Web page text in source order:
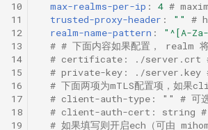
Rematch
HTTP
SOCKS
Shadowsocks
10
11
12
13
14
15
16
17
18
19
max-realms-per-ip : 4 #
trusted-proxy-header : ""
#
realm-name-pattern :
"^[A-
# # 下面内容如果配置， realm
# certificate: ./server.crt # 证
# private-key: ./server.key # 证
# 下面两项为mTLS配置项，
# client-auth-type: "" # 可
# client-auth-cert: string # 证
# 如果填写则开启ech（可由